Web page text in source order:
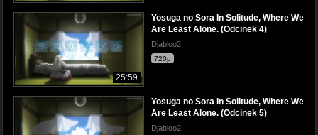
25:59
Yosuga no Sora In Solitude, Where We
Are Least Alone. (Odcinek 4)
Djabloo2
720p
Yosuga no Sora In Solitude, Where We
Are Least Alone. (Odcinek 5)
Djabloo2